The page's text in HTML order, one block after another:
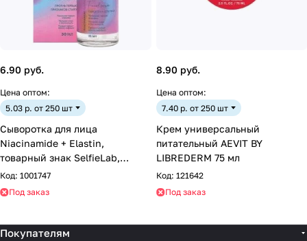
6.90 руб.
Цена оптом:
5.03 р. от 250 шт
Сыворотка для лица
Niacinamide + Elastin,
товарный знак SelfieLab,
флакон 30 мл
Код: 1001747
Под заказ
8.90 руб.
Цена оптом:
7.40 р. от 250 шт
Крем универсальный
питательный AEVIT BY
LIBREDERM 75 мл
Код: 121642
Под заказ
Покупателям